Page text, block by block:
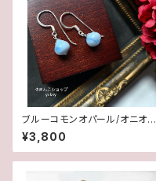
ブルーコモンオパール/オニオン
カット✽Silver925ピアス/イヤ
リング★
¥3,800